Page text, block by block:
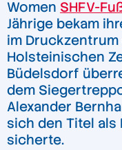
Women SHFV-
Jährige bekam
im
Holsteinischen
Büdelsdorf
dem
Alexander
sich den Titel als
sicherte.